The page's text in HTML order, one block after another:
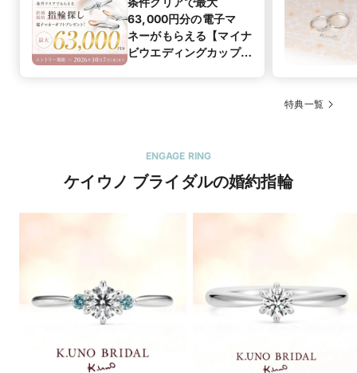
63,000円分の電子マ
ネーがもらえる【マイナ
ビウエディングカップル
特典一覧
ENGAGE RING
ケイウノ ブライダルの婚約指輪